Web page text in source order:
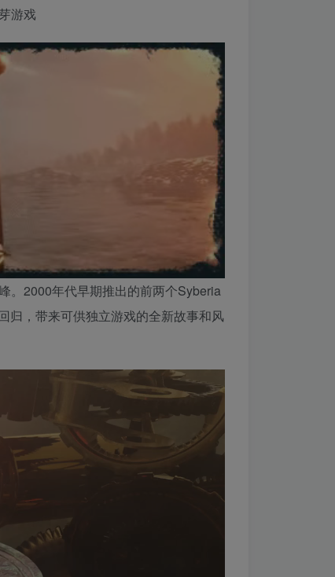
。2000年代早期推出的前两个Syberia
归，带来可供独立游戏的全新故事和风